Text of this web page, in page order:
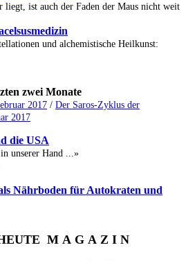
liegt, ist auch der Faden der Maus nicht weit
und alchemistische Heilkunst:
zwei Monate
2017 / Der Saros-Zyklus der
2017
die USA
unserer Hand ...»
Nährboden für Autokraten und
M A G A Z I N